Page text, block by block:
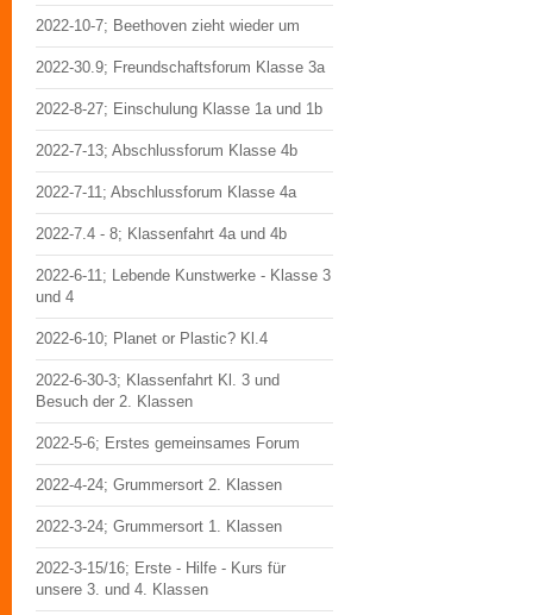
2022-10-7; Beethoven zieht wieder um
2022-30.9; Freundschaftsforum Klasse 3a
2022-8-27; Einschulung Klasse 1a und 1b
2022-7-13; Abschlussforum Klasse 4b
2022-7-11; Abschlussforum Klasse 4a
2022-7.4 - 8; Klassenfahrt 4a und 4b
2022-6-11; Lebende Kunstwerke - Klasse 3
und 4
2022-6-10; Planet or Plastic? Kl.4
2022-6-30-3; Klassenfahrt Kl. 3 und
Besuch der 2. Klassen
2022-5-6; Erstes gemeinsames Forum
2022-4-24; Grummersort 2. Klassen
2022-3-24; Grummersort 1. Klassen
2022-3-15/16; Erste - Hilfe - Kurs für
unsere 3. und 4. Klassen